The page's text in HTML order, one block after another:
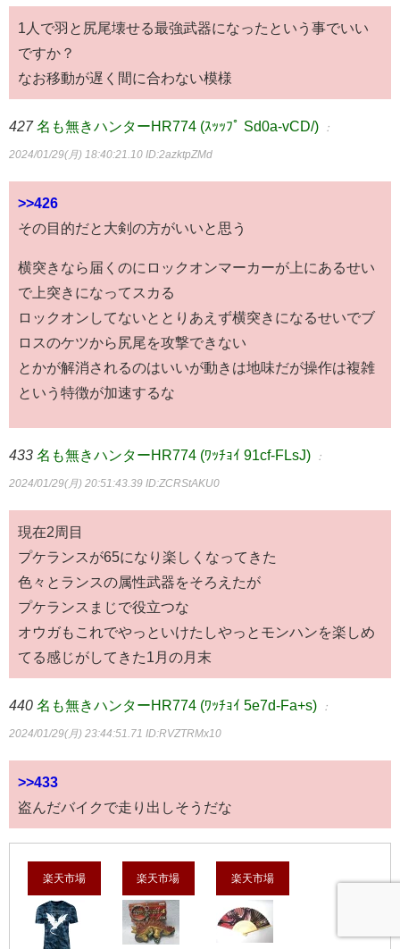
1人で羽と尻尾壊せる最強武器になったという事でいい
ですか？
なお移動が遅く間に合わない模様
427 名も無きハンターHR774 (ｽｯｯﾌﾟ Sd0a-vCD/) ：
2024/01/29(月) 18:40:21.10 ID:2azktpZMd
>>426
その目的だと大剣の方がいいと思う
横突きなら届くのにロックオンマーカーが上にあるせい
で上突きになってスカる
ロックオンしてないととりあえず横突きになるせいでブ
ロスのケツから尻尾を攻撃できない
とかが解消されるのはいいが動きは地味だが操作は複雑
という特徴が加速するな
433 名も無きハンターHR774 (ﾜｯﾁｮｲ 91cf-FLsJ) ：
2024/01/29(月) 20:51:43.39 ID:ZCRStAKU0
現在2周目
プケランスが65になり楽しくなってきた
色々とランスの属性武器をそろえたが
プケランスまじで役立つな
オウガもこれでやっといけたしやっとモンハンを楽しめ
てる感じがしてきた1月の月末
440 名も無きハンターHR774 (ﾜｯﾁｮｲ 5e7d-Fa+s) ：
2024/01/29(月) 23:44:51.71 ID:RVZTRMx10
>>433
盗んだバイクで走り出しそうだな
楽天市場 楽天市場 楽天市場